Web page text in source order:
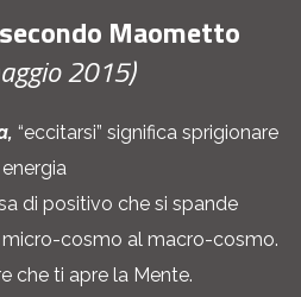
Maometto
2015)
“eccitarsi” significa sprigionare
energia
di positivo che si spande
micro-cosmo al macro-cosmo.
che ti apre la Mente.